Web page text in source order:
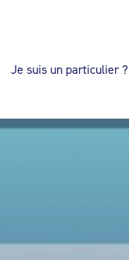
Je suis un particulier ?